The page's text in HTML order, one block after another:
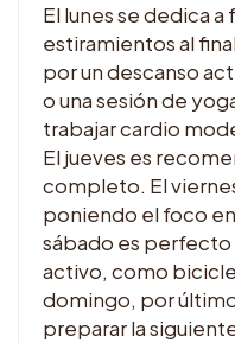
El lunes se dedica
estiramientos al
por un descanso
o una sesión de
trabajar cardio
El jueves es
completo. El
poniendo el foco
sábado es perfecto
activo, como
domingo, por
preparar la